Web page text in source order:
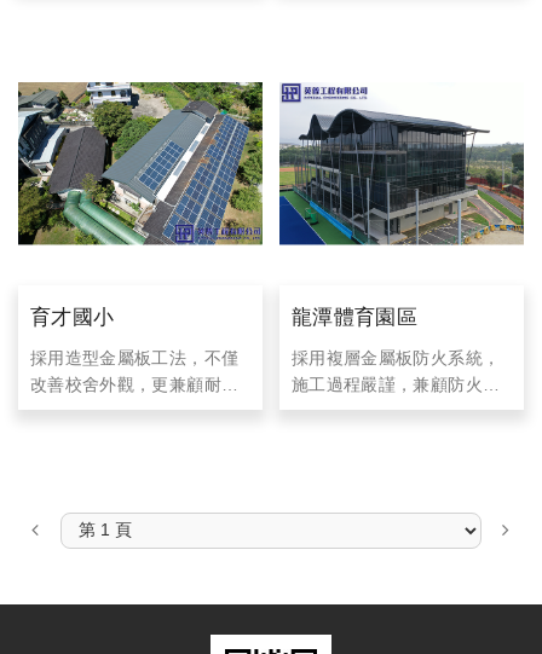
育才國小
採用造型金屬板工法，不僅
改善校舍外觀，更兼顧耐候
性與安全性，充分體現專業
龍潭體育園區
採用複層金屬板防火系統，
施工過程嚴謹，兼顧防火安
全、耐用性與外觀美感，為